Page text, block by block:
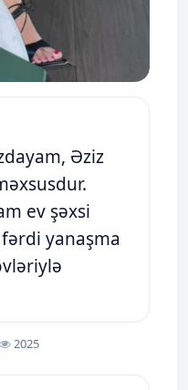
Əziz
ev şəxsi
yanaşma
2025